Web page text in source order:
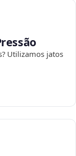
Utilizamos jatos